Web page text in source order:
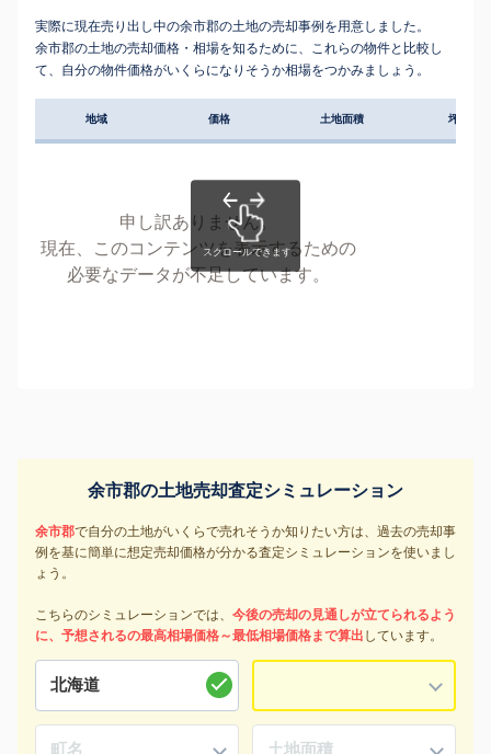
実際に現在売り出し中の余市郡の土地の売却事例を用意しました。
余市郡の土地の売却価格・相場を知るために、これらの物件と比較し
て、自分の物件価格がいくらになりそうか相場をつかみましょう。
地域 価格 土地面積 坪単価
申し訳ありません。
現在、このコンテンツを表示するための
必要なデータが不足しています。
余市郡の土地売却査定シミュレーション
余市郡で自分の土地がいくらで売れそうか知りたい方は、過去の売却事
例を基に簡単に想定売却価格が分かる査定シミュレーションを使いまし
ょう。
こちらのシミュレーションでは、 今後の売却の見通しが立てられるよう
に、予想されるの最高相場価格～最低相場価格まで算出 しています。